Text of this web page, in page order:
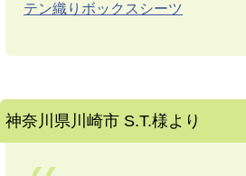
テン織りボックスシーツ
神奈川県川崎市 S.T.様より